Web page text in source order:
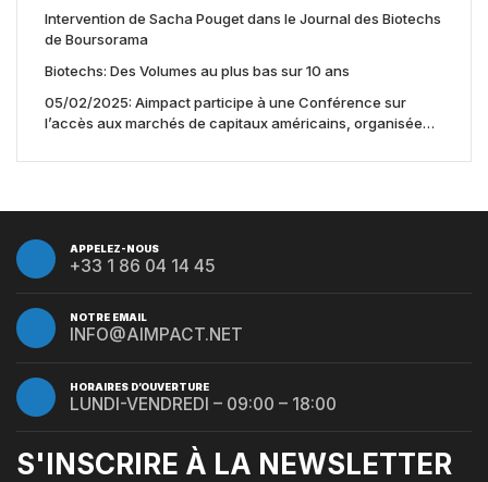
Intervention de Sacha Pouget dans le Journal des Biotechs
de Boursorama
Biotechs: Des Volumes au plus bas sur 10 ans
05/02/2025: Aimpact participe à une Conférence sur
l’accès aux marchés de capitaux américains, organisée
APPELEZ-NOUS
+33 1 86 04 14 45
NOTRE EMAIL
INFO@AIMPACT.NET
HORAIRES D’OUVERTURE
LUNDI-VENDREDI – 09:00 – 18:00
S'INSCRIRE À LA NEWSLETTER